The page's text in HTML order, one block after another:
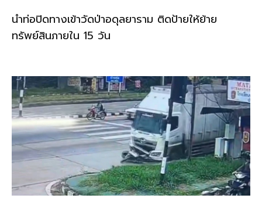
นำท่อปิดทางเข้าวัดป่าอดุลยาราม ติดป้ายให้ย้าย
ทรัพย์สินภายใน 15 วัน